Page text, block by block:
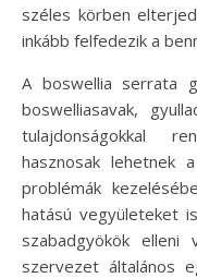
széles körben
inkább felfedezik a
A boswellia serrata
boswelliasavak,
tulajdonságokkal
hasznosak lehetnek
problémák
hatású vegyületeket
szabadgyökök elleni
szervezet általános